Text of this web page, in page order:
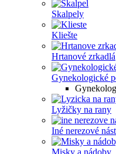
Skalpely
Kliešte
Hrtanové zrkadlá
Gynekologické
Lyžičky na rany
Iné nerezové
Misky a nádoby